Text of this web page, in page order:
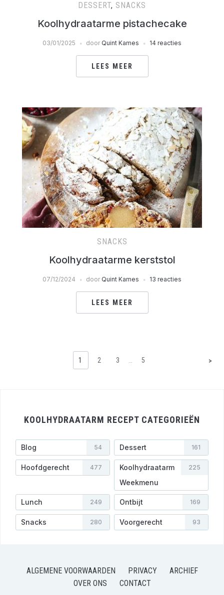
DESSERT, SNACKS
Koolhydraatarme pistachecake
03/01/2025 door Quint Kames 14 reacties
LEES MEER
SNACKS
Koolhydraatarme kerststol
07/12/2024 door Quint Kames 13 reacties
LEES MEER
1 2 3 5 >
KOOLHYDRAATARM RECEPT CATEGORIEËN
Blog 54 Dessert 161
Hoofdgerecht 477
Koolhydraatarm
Weekmenu
225
Lunch 249 Ontbijt 169
Snacks 280 Voorgerecht 93
ALGEMENE VOORWAARDEN PRIVACY
ARCHIEF
OVER ONS
CONTACT